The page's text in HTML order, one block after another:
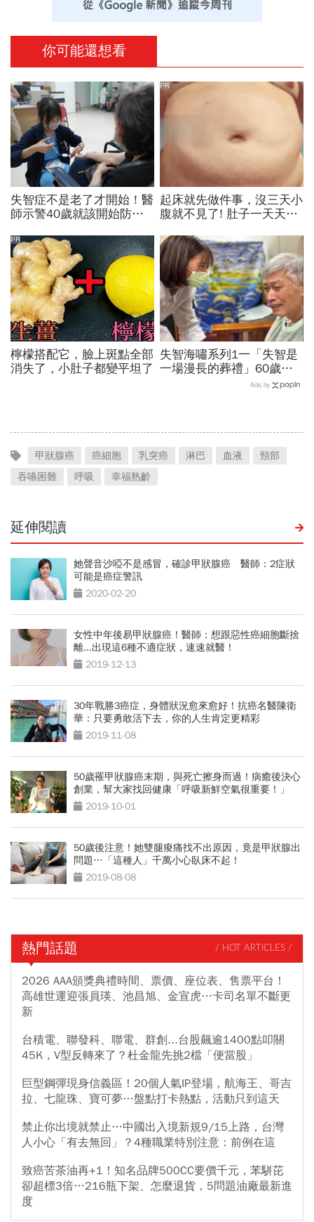
你可能還想看
失智症不是老了才開始！醫
師示警40歲就該開始防失
45％風險
起床就先做件事，沒三天小
腹就不見了! 肚子一天天變
PR
檸檬搭配它，臉上斑點全部
消失了，小肚子都變平坦了
PR
失智海嘯系列1一「失智是
一場漫長的葬禮」60歲退
休教授突患失智，陪伴成修
Ads by
甲狀腺癌 癌細胞 乳突癌 淋巴 血液
頸部
吞嚥困難
呼吸 幸福熟齡
延伸閱讀
她聲音沙啞不是感冒，確診甲狀腺癌 醫師：2症狀
可能是癌症警訊
2020-02-20
女性中年後易甲狀腺癌！醫師：想跟惡性癌細胞斷捨
離...出現這6種不適症狀，速速就醫！
2019-12-13
30年戰勝3癌症，身體狀況愈來愈好！抗癌名醫陳衛
華：只要勇敢活下去，你的人生肯定更精彩
2019-11-08
50歲罹甲狀腺癌末期，與死亡擦身而過！病癒後決心
創業，幫大家找回健康「呼吸新鮮空氣很重要！」
2019-10-01
50歲後注意！她雙腿痠痛找不出原因，竟是甲狀腺出
問題…「這種人」千萬小心臥床不起！
2019-08-08
熱門話題 / HOT ARTICLES /
2026 AAA頒獎典禮時間、票價、座位表、售票平台！
高雄世運迎張員瑛、池昌旭、金宣虎…卡司名單不斷更
新
台積電、聯發科、聯電、群創...台股飆逾1400點叩關
45K，V型反轉來了？杜金龍先挑2檔「便當股」
巨型鋼彈現身信義區！20個人氣IP登場，航海王、哥吉
拉、七龍珠、寶可夢…盤點打卡熱點，活動只到這天
禁止你出境就禁止…中國出入境新規9/15上路，台灣
人小心「有去無回」？4種職業特別注意：前例在這
致癌苦茶油再+1！知名品牌500CC要價千元，苯駢芘
卻超標3倍…216瓶下架、怎麼退貨，5問題油廠最新進
度